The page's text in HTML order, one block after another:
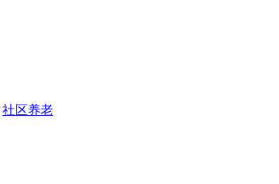
社区养老